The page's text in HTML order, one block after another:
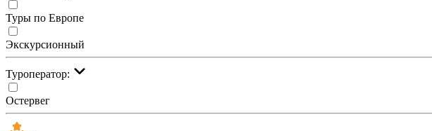
Туры по Европе
Экскурсионный
Туроператор:
Остервег